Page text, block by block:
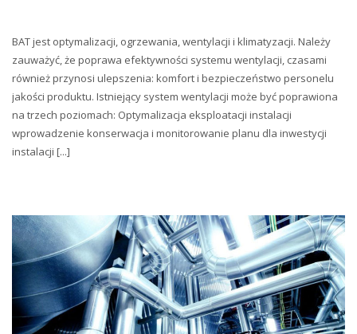
BAT jest optymalizacji, ogrzewania, wentylacji i klimatyzacji. Należy
zauważyć, że poprawa efektywności systemu wentylacji, czasami
również przynosi ulepszenia: komfort i bezpieczeństwo personelu
jakości produktu. Istniejący system wentylacji może być poprawiona
na trzech poziomach: Optymalizacja eksploatacji instalacji
wprowadzenie konserwacja i monitorowanie planu dla inwestycji
instalacji [...]